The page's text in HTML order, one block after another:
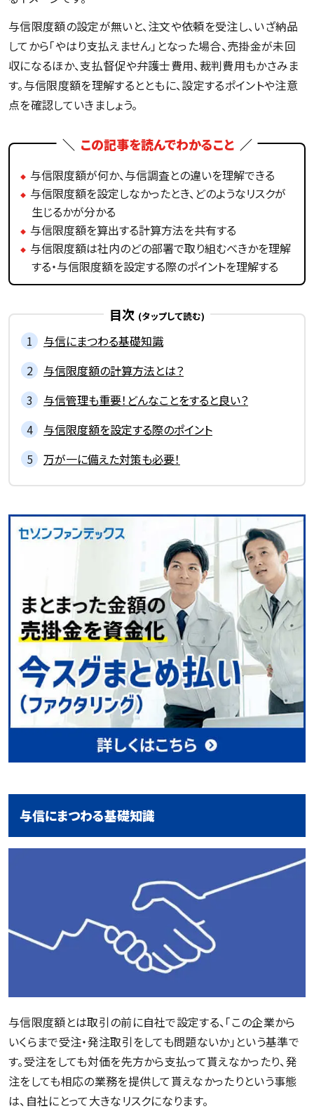
与信限度額の設定が無いと、注文や依頼を受注し、いざ納品
してから「やはり支払えません」となった場合、売掛金が未回
収になるほか、支払督促や弁護士費用、裁判費用もかさみま
す。与信限度額を理解するとともに、設定するポイントや注意
点を確認していきましょう。
この記事を読んでわかること
与信限度額が何か、与信調査との違いを理解できる
与信限度額を設定しなかったとき、どのようなリスクが
生じるかが分かる
与信限度額を算出する計算方法を共有する
与信限度額は社内のどの部署で取り組むべきかを理解
する・与信限度額を設定する際のポイントを理解する
目次
与信にまつわる基礎知識
与信限度額の計算方法とは？
与信管理も重要！どんなことをすると良い？
与信限度額を設定する際のポイント
万が一に備えた対策も必要！
与信にまつわる基礎知識
与信限度額とは取引の前に自社で設定する、「この企業から
いくらまで受注・発注取引をしても問題ないか」という基準で
す。受注をしても対価を先方から支払って貰えなかったり、発
注をしても相応の業務を提供して貰えなかったりという事態
は、自社にとって大きなリスクになります。